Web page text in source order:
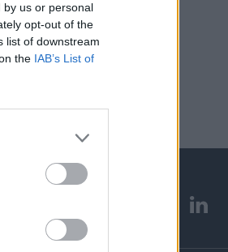
by us or personal
opt-out of the
list of downstream
the IAB’s List of